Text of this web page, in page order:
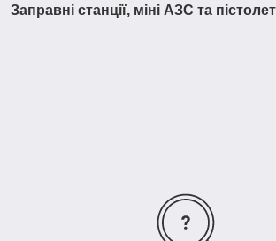
Заправні станції, міні АЗС та